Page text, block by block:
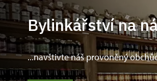
Bylinkářství na
...navštivte náš provoněný